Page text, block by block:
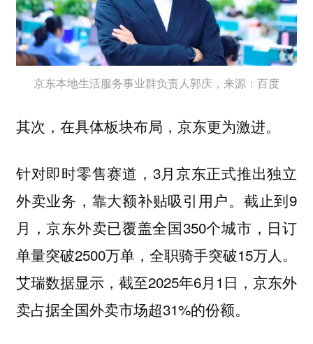
京东本地生活服务事业群负责人郭庆，来源：百度
其次，在具体板块布局，京东更为激进。
针对即时零售赛道，3月京东正式推出独立
外卖业务，靠大额补贴吸引用户。截止到9
月，京东外卖已覆盖全国350个城市，日订
单量突破2500万单，全职骑手突破15万人。
艾瑞数据显示，截至2025年6月1日，京东外
卖占据全国外卖市场超31%的份额。